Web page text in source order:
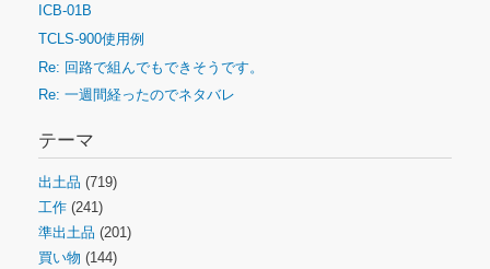
ICB-01B
TCLS-900使用例
Re: 回路で組んでもできそうです。
Re: 一週間経ったのでネタバレ
テーマ
出土品 (719)
工作 (241)
準出土品 (201)
買い物 (144)